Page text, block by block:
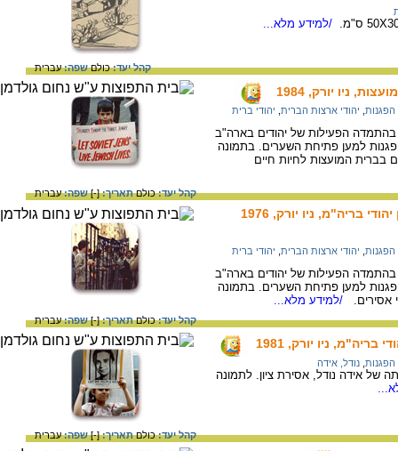
/למידע מלא...
קהל יעד:כולםשפה:עברית
ניו יורק, 1984
הפגנות יהודי ארצות הברית יהודי ברית
השנייה של שנות ה- 70 גדלה בהתמדה הפעילות של יהודים בארה"ב
למען פתיחת השערים. בתמונה
בברית המועצות לחיות חיים
קהל יעד:כולםתאריך:[-]שפה:עברית
בריה"מ, ניו יורק, 1976
הפגנות יהודי ארצות הברית יהודי ברית
השנייה של שנות ה- 70 גדלה בהתמדה הפעילות של יהודים בארה"ב
למען פתיחת השערים. בתמונה
אסירים.
/למידע מלא...
קהל יעד:כולםתאריך:[-]שפה:עברית
ניו יורק, 1981
הפגנות נודל, אידה
של אידה נודל, אסירת ציון. לתמונה
קהל יעד:כולםתאריך:[-]שפה:עברית